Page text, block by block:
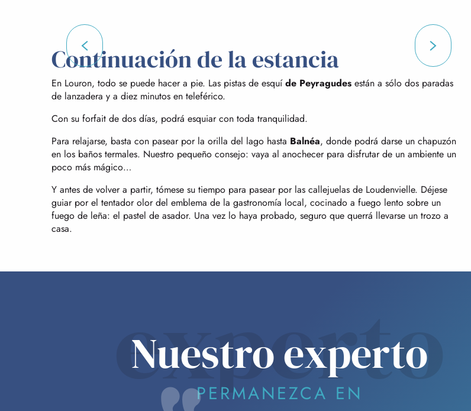
Continuación de la estancia
En Louron, todo se puede hacer a pie. Las pistas de esquíde Peyragudes están a sólo dos paradas
de lanzadera y a diez minutos en teleférico.
Con su forfait de dos días, podrá esquiar con toda tranquilidad.
Para relajarse, basta con pasear por la orilla del lago hasta Balnéa, donde podrá darse un chapuzón
en los baños termales. Nuestro pequeño consejo: vaya al anochecer para disfrutar de un ambiente un
poco más mágico…
Y antes de volver a partir, tómese su tiempo para pasear por las callejuelas de Loudenvielle. Déjese
guiar por el tentador olor del emblema de la gastronomía local, cocinado a fuego lento sobre un
fuego de leña: el pastel de asador. Una vez lo haya probado, seguro que querrá llevarse un trozo a
casa.
experto
Nuestro experto
PERMANEZCA EN